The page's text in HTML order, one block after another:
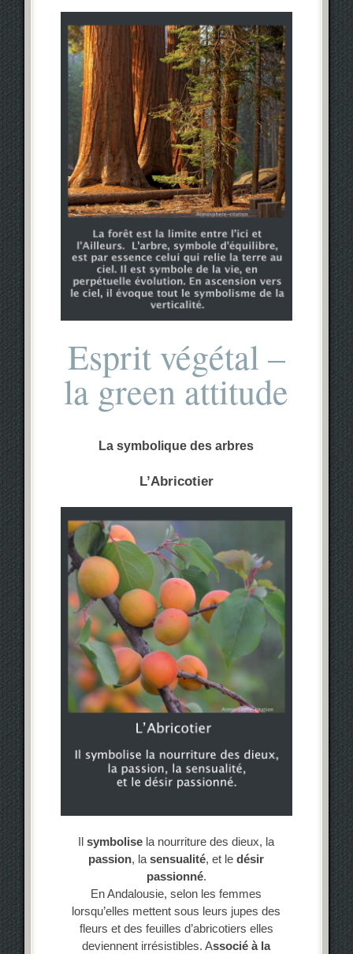
Esprit végétal –
la green attitude
La symbolique des arbres
L’Abricotier
Il symbolise la nourriture des dieux, la
passion, lasensualité, et ledésir
passionné.
En Andalousie, selon les femmes
lorsqu’elles mettent sous leurs jupes des
fleurs et des feuilles d’abricotiers elles
deviennent irrésistibles. Associé à la